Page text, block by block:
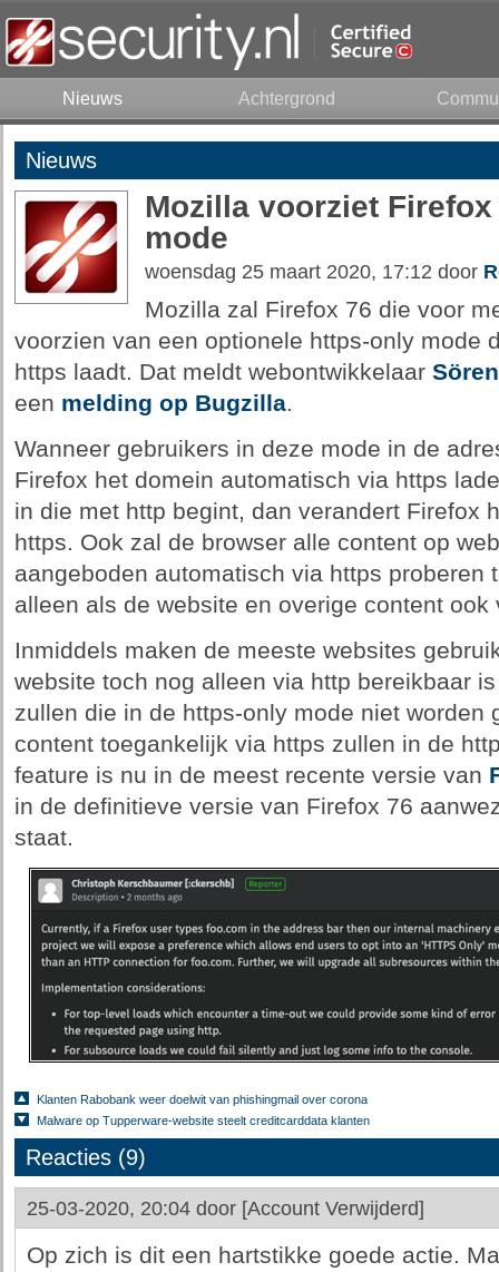
Nieuws Achtergrond
Nieuws
Mozilla voorziet
mode
woensdag 25 maart 2020, 17:12 door
Mozilla zal Firefox 76 die voor
voorzien van een optionele https-only mode
https laadt. Dat meldt webontwikkelaar
een melding op Bugzilla.
Wanneer gebruikers in deze mode in de
Firefox het domein automatisch via https
in die met http begint, dan verandert Firefox
https. Ook zal de browser alle content op
aangeboden automatisch via https proberen
alleen als de website en overige content
Inmiddels maken de meeste websites
website toch nog alleen via http bereikbaar
zullen die in de https-only mode niet worden
content toegankelijk via https zullen in de
feature is nu in de meest recente versie van
in de definitieve versie van Firefox 76
staat.
Klanten Rabobank weer doelwit van phishingmail over corona
Malware op Tupperware-website steelt creditcarddata klanten
Reacties (9)
25-03-2020, 20:04 door [Account Verwijderd]
Op zich is dit een hartstikke goede actie.